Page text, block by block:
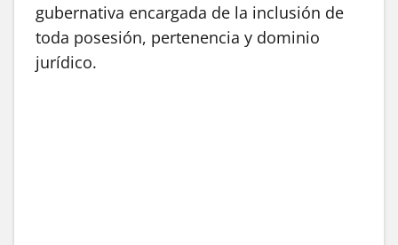
gubernativa encargada de la inclusión de
toda posesión, pertenencia y dominio
jurídico.